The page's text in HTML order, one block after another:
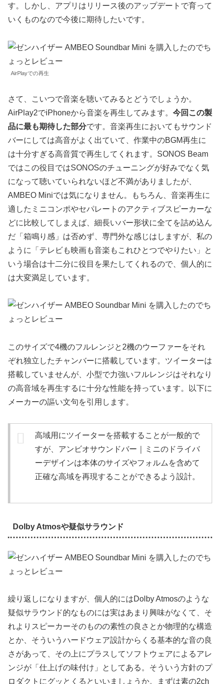
す。しかし、アプリはリリース後のアップデートで育って
いくものなので今後に期待したいです。
AirPlayでの再生
さて、こいつで音楽を聴いてみるとどうでしょうか。
AirPlay2でiPhoneから音楽を再生してみます。 今回この製
品に最も期待した部分です。音楽再生においてもサウンド
バーにしては高音がよく出ていて、作業中のBGM再生に
は十分すぎる高音質で再生してくれます。SONOS Beam
ではこの役目ではSONOSのチューニングが好みでなく気
になって聴いていられないほど不満がありましたが、
AMBEO Miniでは気になりません。もちろん、音楽再生に
適したミニコンポやセパレートのアクティブスピーカーな
どに比較してしまえば、細長いバー形状に全てを詰め込ん
だ「箱鳴り感」は否めず、専門外な感じはしますが、私の
ように「テレビも映画も音楽もこれひとつでやりたい」と
いう場合は十二分に役目を果たしてくれるので、個人的に
は大変満足しています。
このサイズで4機のフルレンジと2機のウーファーをそれ
ぞれ独立したチャンバーに搭載しています。ツイーターは
搭載していませんが、小型で力強いフルレンジはそれなり
の高音域を再生するに十分な性能を持っています。以下に
メーカーの謳い文句を引用します。
高域用にツイーターを搭載することが一般的で
すが、アンビオサウンドバー｜ミニのドライバ
ーデザインは本体のサイズやフォルムを含めて
正確な高域を再現することができるよう設計。
Dolby Atmosや疑似サラウンド
繰り返しになりますが、個人的にはDolby Atmosのような
疑似サラウンド的なものには実はあまり興味がなくて、そ
れよりスピーカーそのものの素性の良さとか物理的な構造
とか、そういうハードウェア設計からくる基本的な音の良
さがあって、その上にプラスしてソフトウェアによるアレ
ンジが「仕上げの味付け」としてある。そういう方針のプ
ロダクトにグッとくるといいましょうか。まずは素の2ch